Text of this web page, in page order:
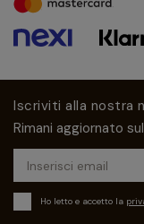
Iscriviti alla nostra
Rimani aggiornato
Ho letto e accetto la